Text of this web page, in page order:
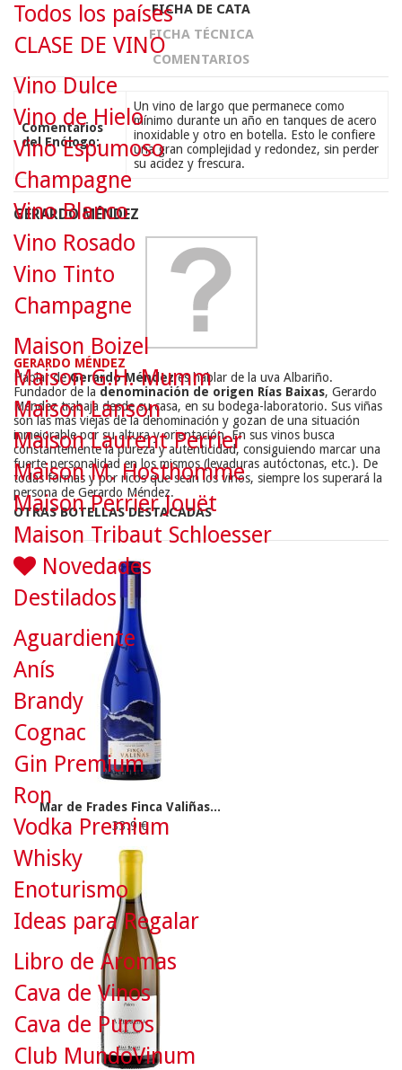
FICHA DE CATA
FICHA TÉCNICA
COMENTARIOS
Comentarios
del Enólogo:
Un vino de largo que permanece como
mínimo durante un año en tanques de acero
inoxidable y otro en botella. Esto le confiere
una gran complejidad y redondez, sin perder
su acidez y frescura.
GERARDO MÉNDEZ
GERARDO MÉNDEZ
Hablar deGerardo Méndezes hablar de la uva Albariño.
Fundador de la denominación de origen Rías Baixas, Gerardo
Méndez trabaja desde su casa, en su bodega-laboratorio. Sus viñas
son las más viejas de la denominación y gozan de una situación
inmejorable por su altura y orientación. En sus vinos busca
constantemente la pureza y autenticidad, consiguiendo marcar una
fuerte personalidad en los mismos (levaduras autóctonas, etc.). De
todas formas y por ricos que sean los vinos, siempre los superará la
persona de Gerardo Méndez.
OTRAS BOTELLAS DESTACADAS
Mar de Frades Finca Valiñas...
33.9 €
Todos los países
CLASE DE VINO
Vino Dulce
Vino de Hielo
Vino Espumoso
Champagne
Vino Blanco
Vino Rosado
Vino Tinto
Champagne
Maison Boizel
Maison G.H. Mumm
Maison Lanson
Maison Laurent Perrier
Maison M. Hosthomme
Maison Perrier Jouët
Maison Tribaut Schloesser
Novedades
Destilados
Aguardiente
Anís
Brandy
Cognac
Gin Premium
Ron
Vodka Premium
Whisky
Enoturismo
Ideas para Regalar
Libro de Aromas
Cava de Vinos
Cava de Puros
Club MundoVinum